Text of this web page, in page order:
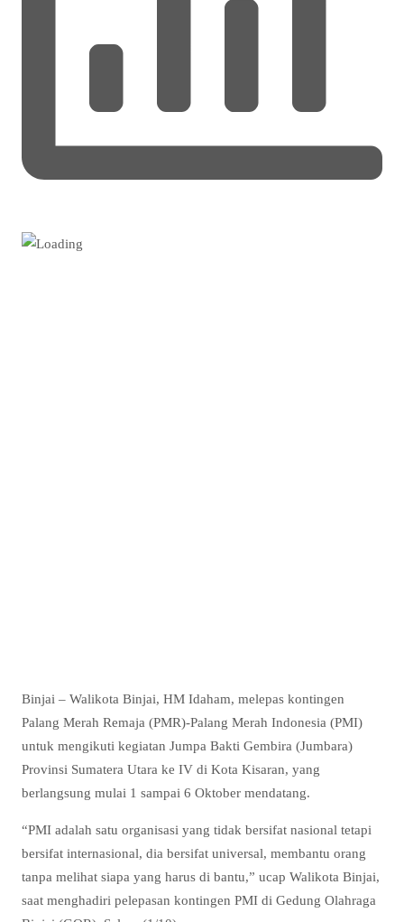
Binjai – Walikota Binjai, HM Idaham, melepas kontingen
Palang Merah Remaja (PMR)-Palang Merah Indonesia (PMI)
untuk mengikuti kegiatan Jumpa Bakti Gembira (Jumbara)
Provinsi Sumatera Utara ke IV di Kota Kisaran, yang
berlangsung mulai 1 sampai 6 Oktober mendatang.
“PMI adalah satu organisasi yang tidak bersifat nasional tetapi
bersifat internasional, dia bersifat universal, membantu orang
tanpa melihat siapa yang harus di bantu,” ucap Walikota Binjai,
saat menghadiri pelepasan kontingen PMI di Gedung Olahraga